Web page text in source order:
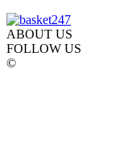
ABOUT US
FOLLOW US
©